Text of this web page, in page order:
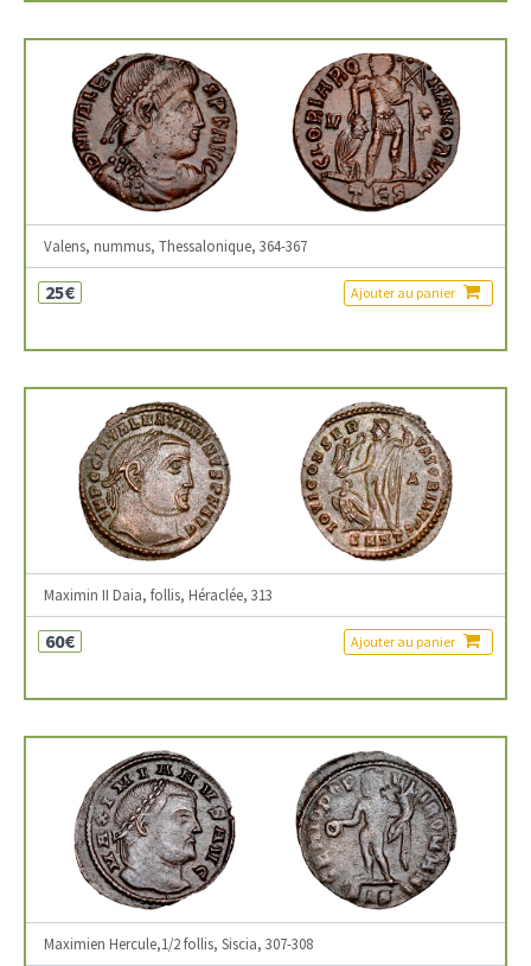
Valens, nummus, Thessalonique, 364-367
25€ Ajouter au panier
Maximin II Daia, follis, Héraclée, 313
60€ Ajouter au panier
Maximien Hercule,1/2 follis, Siscia, 307-308